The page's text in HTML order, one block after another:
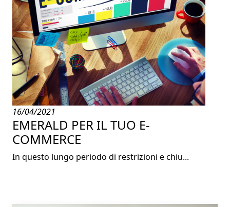
16/04/2021
EMERALD PER IL TUO E-
COMMERCE
In questo lungo periodo di restrizioni e chiu...